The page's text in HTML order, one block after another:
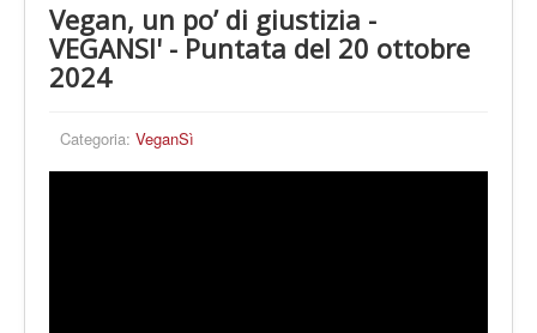
CHI SIAMO
IL FONDATORE
PALINSESTO
Vegan, un po’ di giustizia -
VEGANSI' - Puntata del 20 ottobre
2024
Categoria: VeganSì